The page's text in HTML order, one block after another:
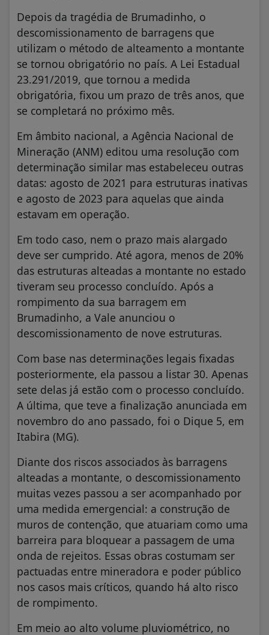
Depois da tragédia de Brumadinho, o
descomissionamento de barragens que
utilizam o método de alteamento a montante
se tornou obrigatório no país. A Lei Estadual
23.291/2019, que tornou a medida
obrigatória, fixou um prazo de três anos, que
se completará no próximo mês.
Em âmbito nacional, a Agência Nacional de
Mineração (ANM) editou uma resolução com
determinação similar mas estabeleceu outras
datas: agosto de 2021 para estruturas inativas
e agosto de 2023 para aquelas que ainda
estavam em operação.
Em todo caso, nem o prazo mais alargado
deve ser cumprido. Até agora, menos de 20%
das estruturas alteadas a montante no estado
tiveram seu processo concluído. Após a
rompimento da sua barragem em
Brumadinho, a Vale anunciou o
descomissionamento de nove estruturas.
Com base nas determinações legais fixadas
posteriormente, ela passou a listar 30. Apenas
sete delas já estão com o processo concluído.
A última, que teve a finalização anunciada em
novembro do ano passado, foi o Dique 5, em
Itabira (MG).
Diante dos riscos associados às barragens
alteadas a montante, o descomissionamento
muitas vezes passou a ser acompanhado por
uma medida emergencial: a construção de
muros de contenção, que atuariam como uma
barreira para bloquear a passagem de uma
onda de rejeitos. Essas obras costumam ser
pactuadas entre mineradora e poder público
nos casos mais críticos, quando há alto risco
de rompimento.
Em meio ao alto volume pluviométrico, no